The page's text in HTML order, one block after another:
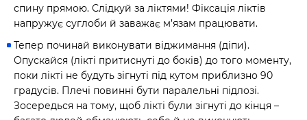
спину прямою. Слідкуй за ліктями! Фіксація ліктів
напружує суглоби й заважає м’язам працювати.
Тепер починай виконувати віджимання (діпи).
Опускайся (лікті притиснуті до боків) до того моменту,
поки лікті не будуть зігнуті під кутом приблизно 90
градусів. Плечі повинні бути паралельні підлозі.
Зосередься на тому, щоб лікті були зігнуті до кінця –